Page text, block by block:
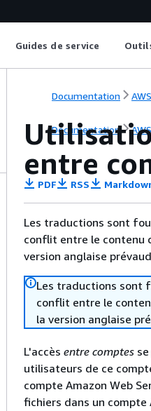
Guides de service
Documentation
Documentation
entre
PDF RSS
Les traductions sont
conflit entre le contenu
version anglaise
Les traductions sont
conflit entre le
la version anglaise
L'accès entre comptes
utilisateurs de ce
compte Amazon Web
fichiers dans un compte